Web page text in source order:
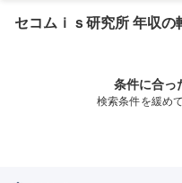
セコムｉｓ研究所 年収
条件に合っ
検索条件を緩め